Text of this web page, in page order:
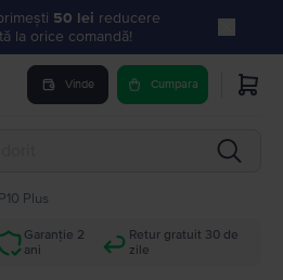
50 lei reducere
la orice comandă!
Vinde Cumpara
P10 Plus
Garanție 2
ani
Retur gratuit 30 de
zile